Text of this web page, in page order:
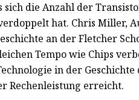
sich die Anzahl der
hat. Chris Miller,
an der Fletcher
Tempo wie Chips
in der
Rechenleistung erreicht.